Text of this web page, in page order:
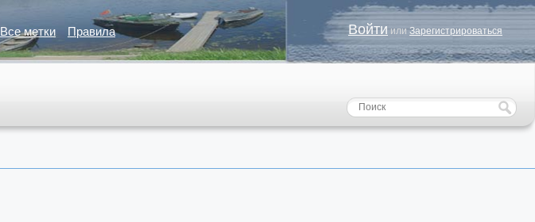
Все метки Правила Войти или Зарегистрироваться